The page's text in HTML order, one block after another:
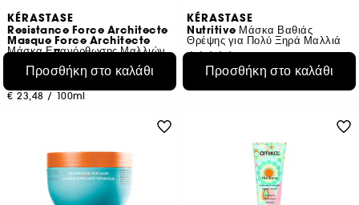
KÉRASTASE
Resistance Force Architecte
Masque Force Architecte
Μάσκα Επανόρθωσης Μαλλιών
178
€ 46,95
€ 23,48 / 100ml
Προσθήκη στο καλάθι
KÉRASTASE
Nutritive Μάσκα Βαθιάς
Θρέψης για Πολύ Ξηρά Μαλλιά
177
€ 46,95
Προσθήκη στο καλάθι